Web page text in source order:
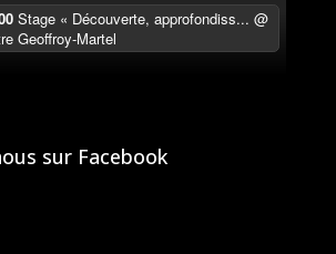
Stage « Découverte, approfondiss...@
Geoffroy-Martel
sur Facebook